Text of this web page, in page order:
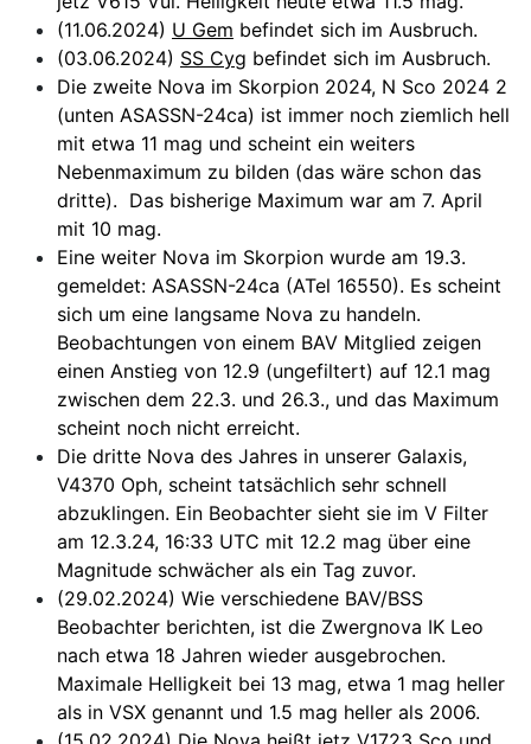
(11.06.2024) U Gem befindet sich im Ausbruch.
(03.06.2024) SS Cyg befindet sich im Ausbruch.
Die zweite Nova im Skorpion 2024, N Sco 2024 2
(unten ASASSN-24ca) ist immer noch ziemlich hell
mit etwa 11 mag und scheint ein weiters
Nebenmaximum zu bilden (das wäre schon das
dritte). Das bisherige Maximum war am 7. April
mit 10 mag.
Eine weiter Nova im Skorpion wurde am 19.3.
gemeldet: ASASSN-24ca (ATel 16550). Es scheint
sich um eine langsame Nova zu handeln.
Beobachtungen von einem BAV Mitglied zeigen
einen Anstieg von 12.9 (ungefiltert) auf 12.1 mag
zwischen dem 22.3. und 26.3., und das Maximum
scheint noch nicht erreicht.
Die dritte Nova des Jahres in unserer Galaxis,
V4370 Oph, scheint tatsächlich sehr schnell
abzuklingen. Ein Beobachter sieht sie im V Filter
am 12.3.24, 16:33 UTC mit 12.2 mag über eine
Magnitude schwächer als ein Tag zuvor.
(29.02.2024) Wie verschiedene BAV/BSS
Beobachter berichten, ist die Zwergnova IK Leo
nach etwa 18 Jahren wieder ausgebrochen.
Maximale Helligkeit bei 13 mag, etwa 1 mag heller
als in VSX genannt und 1.5 mag heller als 2006.